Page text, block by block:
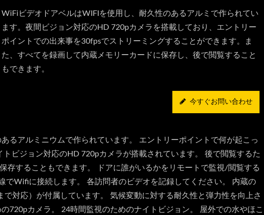
WiFiビデオドアベルはWIFIを使用し、耐久性のあるアルミで作られてい
ます。夜間ビジョン対応のHD 720pカメラを搭載しており、エントリー
ポイントでの出来事を30fpsでストリーミングすることができます。ま
た、すべてを録画して内蔵メモリーカードに保存し、後で閲覧すること
もできます。
今すぐお問い合わせ
るアルミニウムで作られています。 エントリーポイントで何が起こっ
ビジョン対応のHD 720pカメラが搭載されています。 後で閲覧するた
存することもできます。 ドアに誰がいるかをリモートで監視/閲覧する
でWifiに接続します。 各訪問者のビデオを記録してください。 内蔵の
対応）が付属しています。 気候変動に対する耐久性と弾力性を向上さ
720pカメラ。 24時間監視のためのナイトビジョン。 屋外での水やほこ